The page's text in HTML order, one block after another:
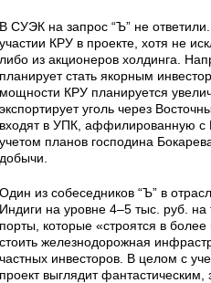
В СУЭК на запрос “Ъ” не
участии КРУ в проекте, хотя не
либо из акционеров холдинга.
планирует стать якорным
мощности КРУ планируется
экспортирует уголь через
входят в УПК, аффилированную с
учетом планов господина
добычи.
Один из собеседников “Ъ” в
Индиги на уровне 4–5 тыс. руб.
порты, которые «строятся в
стоить железнодорожная
частных инвесторов. В целом с
проект выглядит фантастическим,